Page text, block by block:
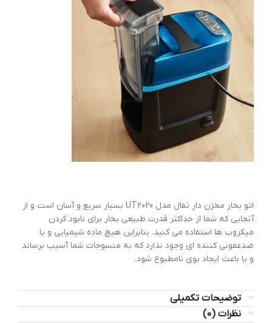
اتو بخار مخزن دار تفال مدل UT2020 بسیار سریع و آسان است و از
آنجایی که شما از حداکثر قدرت طبیعی بخار برای نابود کردن
میکروب ها استفاده می کنید. بنابراین هیچ ماده شیمیایی و یا
ضدعفونی کننده ای وجود ندارد که به منسوجات شما آسیب برساند
و یا باعث ایجاد بوی نامطبوع شود.
توضیحات تکمیلی
نظرات (0)